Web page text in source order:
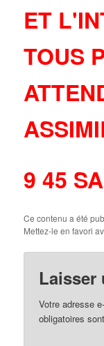
ET
TOUS
9 45
Ce contenu a été
Mettez-le en favori
Laisser
Votre adresse
obligatoires